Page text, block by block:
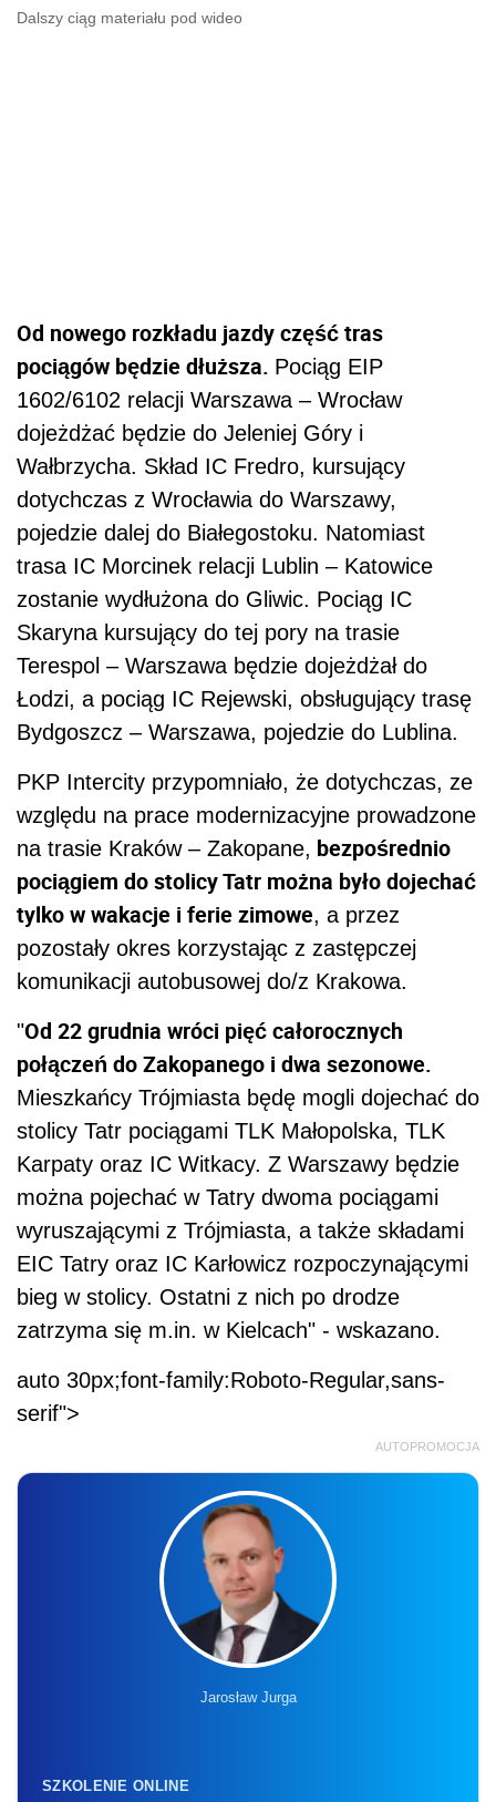
Dalszy ciąg materiału pod wideo
Od nowego rozkładu jazdy część tras
pociągów będzie dłuższa. Pociąg EIP
1602/6102 relacji Warszawa – Wrocław
dojeżdżać będzie do Jeleniej Góry i
Wałbrzycha. Skład IC Fredro, kursujący
dotychczas z Wrocławia do Warszawy,
pojedzie dalej do Białegostoku. Natomiast
trasa IC Morcinek relacji Lublin – Katowice
zostanie wydłużona do Gliwic. Pociąg IC
Skaryna kursujący do tej pory na trasie
Terespol – Warszawa będzie dojeżdżał do
Łodzi, a pociąg IC Rejewski, obsługujący trasę
Bydgoszcz – Warszawa, pojedzie do Lublina.
PKP Intercity przypomniało, że dotychczas, ze
względu na prace modernizacyjne prowadzone
na trasie Kraków – Zakopane, bezpośrednio
pociągiem do stolicy Tatr można było dojechać
tylko w wakacje i ferie zimowe, a przez
pozostały okres korzystając z zastępczej
komunikacji autobusowej do/z Krakowa.
"Od 22 grudnia wróci pięć całorocznych
połączeń do Zakopanego i dwa sezonowe.
Mieszkańcy Trójmiasta będę mogli dojechać do
stolicy Tatr pociągami TLK Małopolska, TLK
Karpaty oraz IC Witkacy. Z Warszawy będzie
można pojechać w Tatry dwoma pociągami
wyruszającymi z Trójmiasta, a także składami
EIC Tatry oraz IC Karłowicz rozpoczynającymi
bieg w stolicy. Ostatni z nich po drodze
zatrzyma się m.in. w Kielcach" - wskazano.
auto 30px;font-family:Roboto-Regular,sans-
serif">
AUTOPROMOCJA
Jarosław Jurga
SZKOLENIE ONLINE